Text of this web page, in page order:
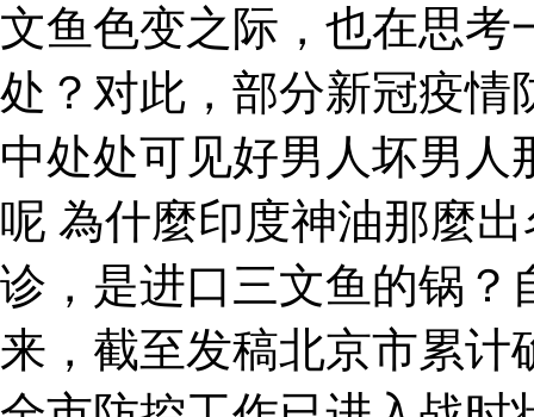
文鱼色变之际，也在思
处？对此，部分新冠疫情
中处处可见好男人坏男
呢 為什麼印度神油那麼
诊，是进口三文鱼的锅？
来，截至发稿北京市累计